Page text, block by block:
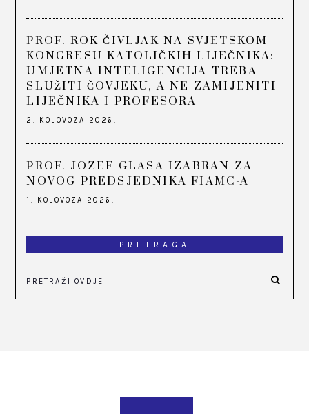
PROF. ROK ČIVLJAK NA SVJETSKOM
KONGRESU KATOLIČKIH LIJEČNIKA:
UMJETNA INTELIGENCIJA TREBA
SLUŽITI ČOVJEKU, A NE ZAMIJENITI
LIJEČNIKA I PROFESORA
2. KOLOVOZA 2026.
PROF. JOZEF GLASA IZABRAN ZA
NOVOG PREDSJEDNIKA FIAMC-A
1. KOLOVOZA 2026.
PRETRAGA